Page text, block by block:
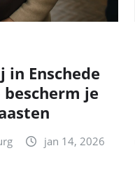
in Enschede
bescherm je
jan 14, 2026